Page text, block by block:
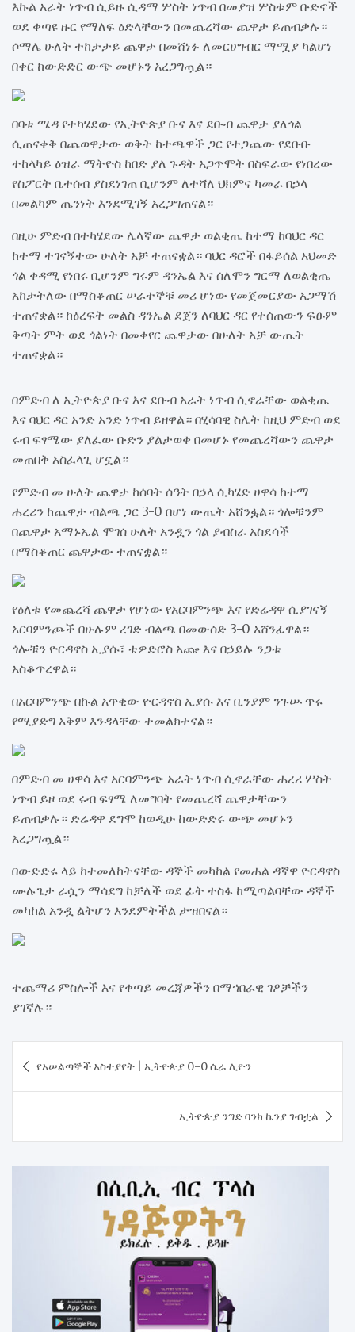
እኩል አራት ነጥብ ሲይዙ ሲዳማ ሦስት ነጥብ በመያዝ ሦስቱም ቡድኖች
ወደ ቀጣዩ ዙር የማለፍ ዕድላቸውን በመጨረሻው ጨዋታ ይጠብቃሉ።
ሶማሌ ሁለት ተከታታይ ጨዋታ በመሸነፉ ለመርሀግብር ማሟያ ካልሆነ
በቀር ከውድድር ውጭ መሆኑን አረጋግጧል።
በባቱ ሜዳ የተካሄደው የኢትዮጵያ ቡና እና ደቡብ ጨዋታ ያለጎል
ሲጠናቀቅ በጨወዋታው ወቅት ከተጫዋች ጋር የተጋጨው የደቡቡ
ተከላካይ ዕዝራ ማትዮስ ከበድ ያለ ጉዳት አጋጥሞት በስፍራው የነበረው
የስፖርት ቤተሰብ ያስደነገጠ ቢሆንም ለተሻለ ህክምና ካመራ በኃላ
በመልካም ጤንነት እንደሚገኝ አረጋግጠናል።
በዚሁ ምድብ በተካሄደው ሌላኛው ጨዋታ ወልቂጤ ከተማ ከባህር ዳር
ከተማ ተገናኝተው ሁለት አቻ ተጠናቋል። ባህር ዳሮች በፋይሰል አህመድ
ጎል ቀዳሚ የነበሩ ቢሆንም ግሩም ዳንኤል እና ሰለሞን ግርማ ለወልቂጤ
አከታትለው በማስቆጠር ሠራተኞቹ መሪ ሆነው የመጀመርያው አጋማሽ
ተጠናቋል። ከዕረፍት መልስ ዳንኤል ደጀን ለባህር ዳር የተሰጠውን ፍፁም
ቅጣት ምት ወደ ጎልነት በመቀየር ጨዋታው በሁለት አቻ ውጤት
ተጠናቋል።
በምድብ ለ ኢትዮጵያ ቡና እና ደቡብ አራት ነጥብ ሲኖራቸው ወልቂጤ
እና ባህር ዳር አንድ አንድ ነጥብ ይዘዋል። በሂሳባዊ ስሌት ከዚህ ምድብ ወደ
ሩብ ፍፃሜው ያለፈው ቡድን ያልታወቀ በመሆኑ የመጨረሻውን ጨዋታ
መጠበቅ አስፈላጊ ሆኗል።
የምድብ መ ሁለት ጨዋታ ከሰባት ሰዓት በኃላ ሲካሄድ ሀዋሳ ከተማ
ሐረሪን ከጨዋታ ብልጫ ጋር 3-0 በሆነ ውጤት አሸንፏል። ጎሎቹንም
በጨዋታ አማኑኤል ሞገሰ ሁለት አንዷን ጎል ያብስራ አስደሳች
በማስቆጠር ጨዋታው ተጠናቋል።
የዕለቱ የመጨረሻ ጨዋታ የሆነው የአርባምንጭ እና የድሬዳዋ ሲያገናኝ
አርባምንጮች በሁሉም ረገድ ብልጫ በመውሰድ 3-0 አሸንፈዋል።
ጎሎቹን ዮርዳኖስ ኢያሱ፣ ቴዎድሮስ አጬ እና በኃይሉ ንጋቱ
አስቆጥረዋል።
በአርባምንጭ በኩል አጥቂው ዮርዳኖስ ኢያሱ እና ቢንያም ንጉሡ ጥሩ
የሚያድግ አቅም እንዳላቸው ተመልክተናል።
በምድብ መ ሀዋሳ እና አርባምንጭ አራት ነጥብ ሲኖራቸው ሐረሪ ሦስት
ነጥብ ይዞ ወደ ሩብ ፍፃሜ ለመግባት የመጨረሻ ጨዋታቸውን
ይጠብቃሉ። ድሬዳዋ ደግሞ ከወዲሁ ከውድድሩ ውጭ መሆኑን
አረጋግጧል።
በውድድሩ ላይ ከተመለከትናቸው ዳኞች መካከል የመሐል ዳኛዋ ዮርዳኖስ
ሙሉጌታ ራሷን ማሳደግ ከቻለች ወደ ፊት ተስፋ ከሚጣልባቸው ዳኞች
መካከል አንዷ ልትሆን እንደምትችል ታዝበናል።
ተጨማሪ ምስሎች እና የቀጣይ መረጃዎችን በማኅበራዊ ገፆቻችን
ያገኛሉ።
navigation
የአሠልጣኞች አስተያየት | ኢትዮጵያ 0-0 ሴራ ሊዮን
ኢትዮጵያ ንግድ ባንክ ኬንያ ገብቷል